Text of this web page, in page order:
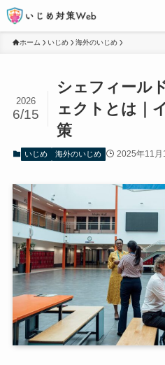
ホーム いじめ 海外のいじめ
シェフィール
ェクトとは｜
策
2026
6/15
いじめ 海外のいじめ 2025年11月